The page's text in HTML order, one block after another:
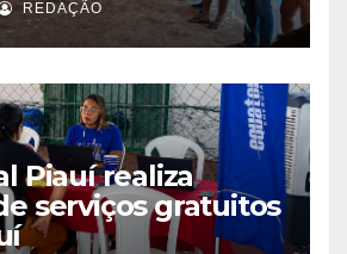
REDAÇÃO
Piauí realiza
serviços gratuitos